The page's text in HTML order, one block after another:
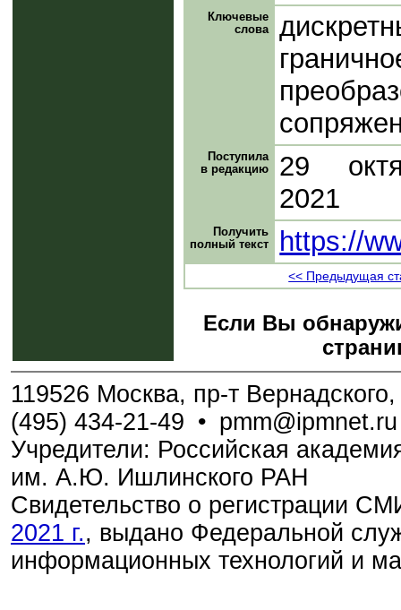
Ключевые
слова
Поступила
в редакцию
29
2021
Получить
полный текст
https://
<< Предыдущая
Если Вы
119526 Москва, пр-т
(495) 434-21-49 • pmm@ipmnet.ru
Учредители: Российская
им. А.Ю. Ишлинского РАН
Свидетельство о регистрации
2021 г., выдано Федеральной
информационных технологий и